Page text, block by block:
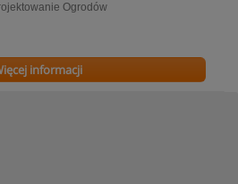
Ogrodów
informacji